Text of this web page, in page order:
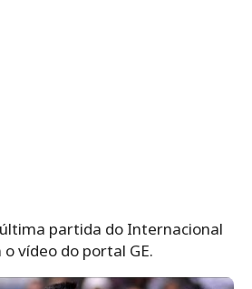
partida do Internacional
vídeo do portal GE.